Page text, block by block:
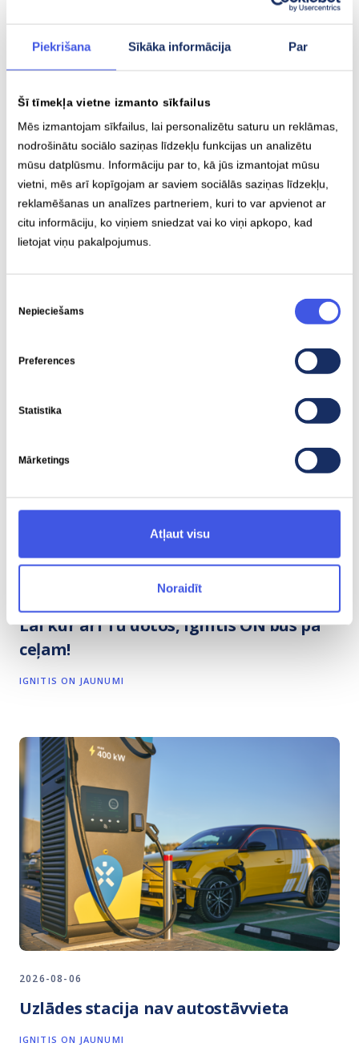
Piekrišana Sīkāka informācija Par
Šī tīmekļa vietne izmanto sīkfailus
Mēs izmantojam sīkfailus, lai personalizētu saturu un reklāmas,
nodrošinātu sociālo saziņas līdzekļu funkcijas un analizētu
mūsu datplūsmu. Informāciju par to, kā jūs izmantojat mūsu
vietni, mēs arī kopīgojam ar saviem sociālās saziņas līdzekļu,
reklamēšanas un analīzes partneriem, kuri to var apvienot ar
citu informāciju, ko viņiem sniedzat vai ko viņi apkopo, kad
lietojat viņu pakalpojumus.
izvēle
Nepieciešams
Preferences
Statistika
Mārketings
Atļaut visu
Noraidīt
StrādājotIgnitis Group
Latvija, es ikdienā redzu,
cik nozīmīga ir zaļā enerģija un ilgtspējīgi risinājumi.
Esmu daļa no komandas, kas attīsta
infrastruktūru
ikvienam. Redzot citus cilvēkus mainām savus
paradumus, rodas kopības sajūta, mēs visi esam daļa
no lielām, pozitīvām pārmaiņām.
Lai kur arī Tu dotos, Ignitis ON būs pa
ceļam!
IGNITIS ON JAUNUMI
2026-08-06
Uzlādes stacija nav autostāvvieta
IGNITIS ON JAUNUMI